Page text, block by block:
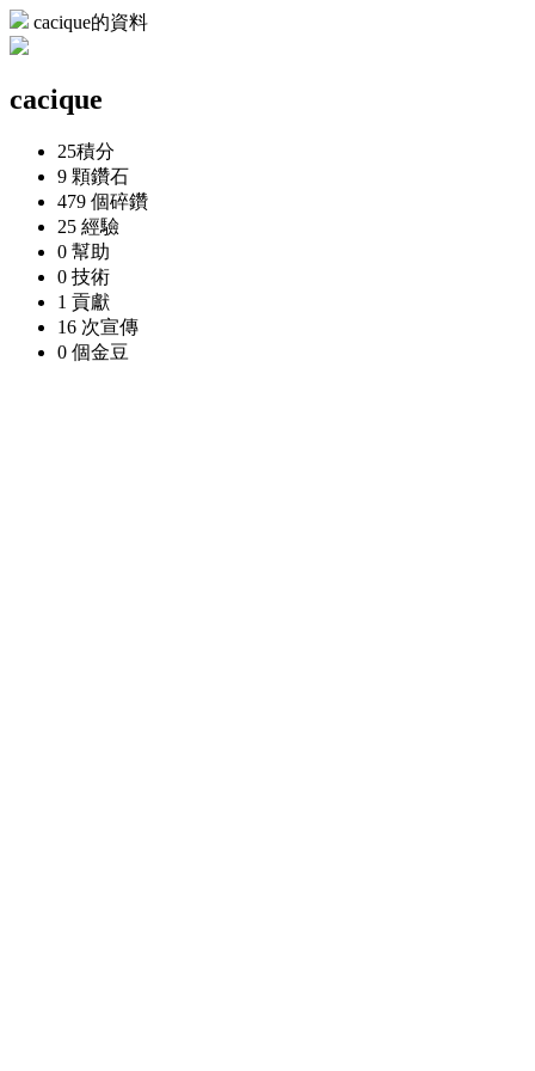
cacique的資料
cacique
25積分
9 顆鑽石
479 個碎鑽
25 經驗
0 幫助
0 技術
1 貢獻
16 次宣傳
0 個金豆